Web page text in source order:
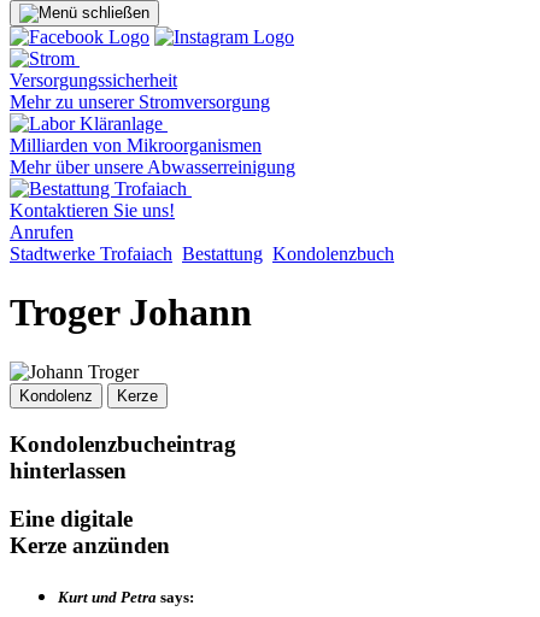
Versorgungssicherheit
Mehr zu unserer Stromversorgung
Milliarden von Mikroorganismen
Mehr über unsere Abwasserreinigung
Kontaktieren Sie uns!
Anrufen
Stadtwerke Trofaiach Bestattung Kondolenzbuch
Troger Johann
Kondolenz Kerze
Kondolenzbucheintrag
hinterlassen
Eine digitale
Kerze anzünden
Kurt und Petra says: